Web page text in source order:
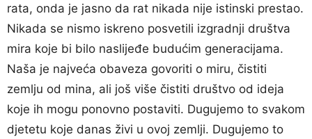
rata, onda je jasno da rat nikada nije istinski prestao.
Nikada se nismo iskreno posvetili izgradnji društva
mira koje bi bilo naslijeđe budućim generacijama.
Naša je najveća obaveza govoriti o miru, čistiti
zemlju od mina, ali još više čistiti društvo od ideja
koje ih mogu ponovno postaviti. Dugujemo to svakom
djetetu koje danas živi u ovoj zemlji. Dugujemo to